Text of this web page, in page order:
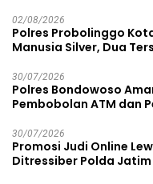
02/08/2026
Polres Probolinggo
Manusia Silver, Dua
30/07/2026
Polres Bondowoso
Pembobolan ATM dan
30/07/2026
Promosi Judi Online
Ditressiber Polda Jatim